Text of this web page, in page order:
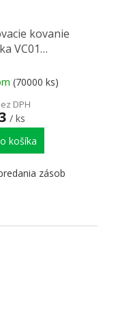
kovanie
VC01
(70000 ks)
DPH
/ ks
košíka
zásob